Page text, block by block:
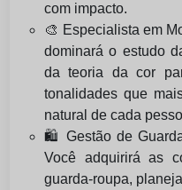
com impacto.
🎨 Especialista em
dominará o estudo
da teoria da cor
tonalidades que
natural de cada
🛍️ Gestão de
Você adquirirá as
guarda-roupa,